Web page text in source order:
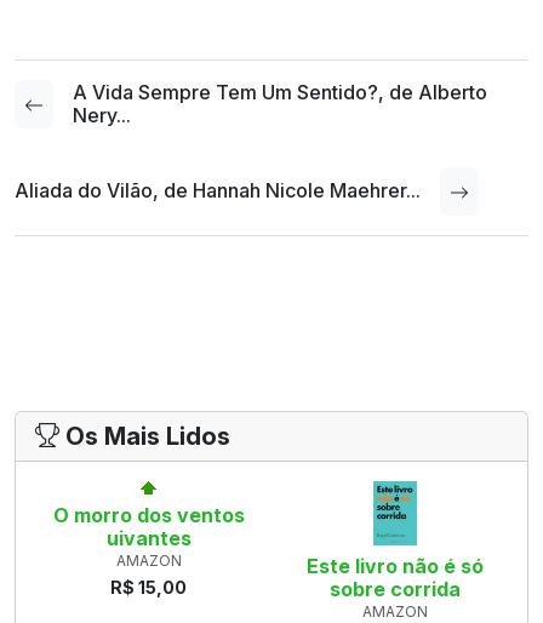
A Vida Sempre Tem Um Sentido?, de Alberto
Nery...
Aliada do Vilão, de Hannah Nicole Maehrer...
Os Mais Lidos
O morro dos ventos
uivantes
AMAZON
R$ 15,00
Este livro não é só
sobre corrida
AMAZON